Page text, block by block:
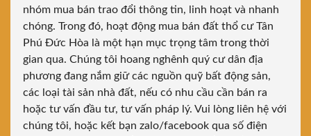
nhóm mua bán trao đổi thông tin, linh hoạt và nhanh
chóng. Trong đó, hoạt động mua bán đất thổ cư Tân
Phú Đức Hòa là một hạn mục trọng tâm trong thời
gian qua. Chúng tôi hoang nghênh quý cư dân địa
phương đang nắm giữ các nguồn quỹ bất động sản,
các loại tài sản nhà đất, nếu có nhu cầu cần bán ra
hoặc tư vấn đầu tư, tư vấn pháp lý. Vui lòng liên hệ với
chúng tôi, hoặc kết bạn zalo/facebook qua số điện